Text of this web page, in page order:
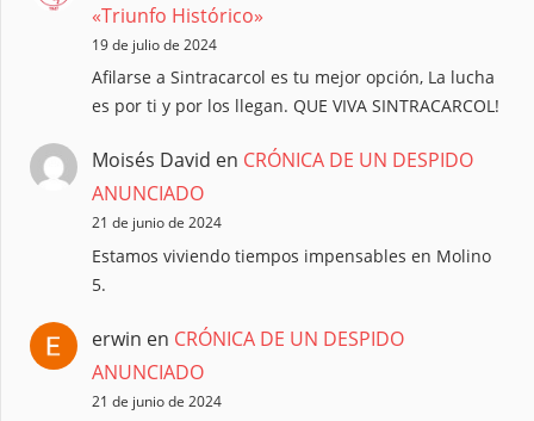
«Triunfo Histórico»
19 de julio de 2024
Afilarse a Sintracarcol es tu mejor opción, La lucha
es por ti y por los llegan. QUE VIVA SINTRACARCOL!
Moisés David en CRÓNICA DE UN DESPIDO
ANUNCIADO
21 de junio de 2024
Estamos viviendo tiempos impensables en Molino
5.
erwin en CRÓNICA DE UN DESPIDO
ANUNCIADO
21 de junio de 2024